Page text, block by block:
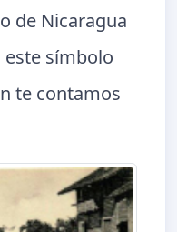
de Nicaragua
este símbolo
te contamos